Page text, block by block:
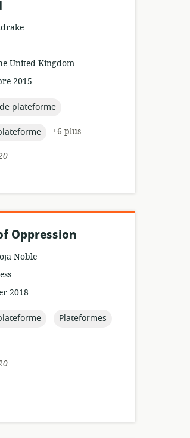
United Kingdom
2015
plateforme
+6 plus
Oppression
Noble
2018
topic:
Plateformes